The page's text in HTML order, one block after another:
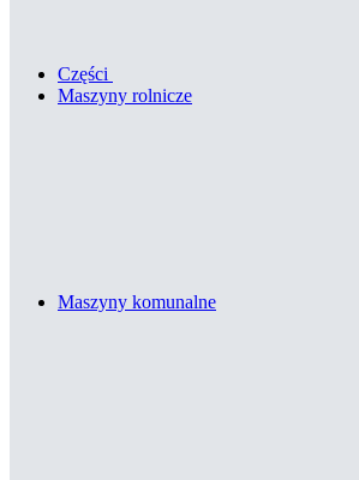
Części
Maszyny rolnicze
Maszyny komunalne